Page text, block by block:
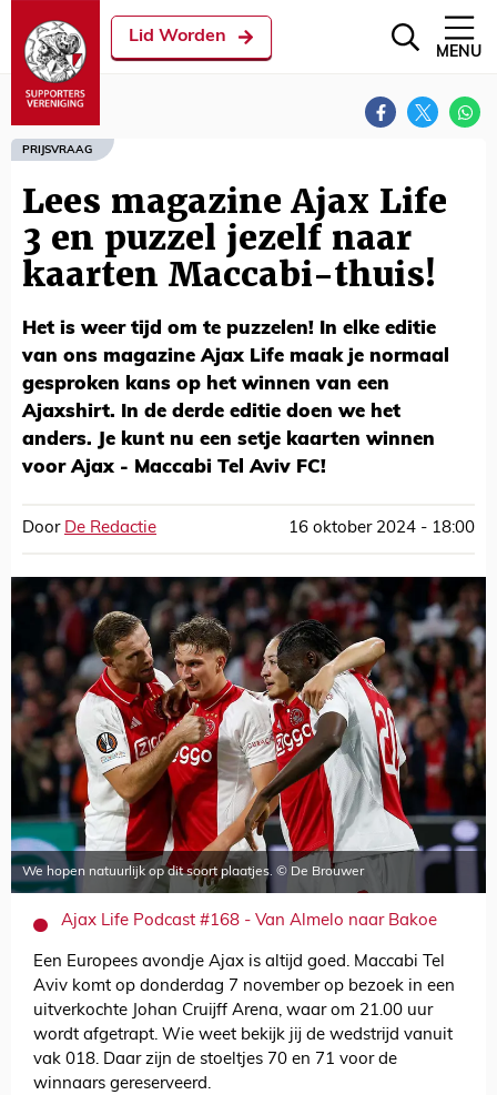
Lid Worden
MENU
PRIJSVRAAG
Lees magazine Ajax Life
3 en puzzel jezelf naar
kaarten Maccabi-thuis!
Het is weer tijd om te puzzelen! In elke editie
van ons magazine Ajax Life maak je normaal
gesproken kans op het winnen van een
Ajaxshirt. In de derde editie doen we het
anders. Je kunt nu een setje kaarten winnen
voor Ajax - Maccabi Tel Aviv FC!
Door De Redactie 16 oktober 2024 - 18:00
We hopen natuurlijk op dit soort plaatjes. © De Brouwer
Ajax Life Podcast #168 - Van Almelo naar Bakoe
Een Europees avondje Ajax is altijd goed. Maccabi Tel
Aviv komt op donderdag 7 november op bezoek in een
uitverkochte Johan Cruijff Arena, waar om 21.00 uur
wordt afgetrapt. Wie weet bekijk jij de wedstrijd vanuit
vak 018. Daar zijn de stoeltjes 70 en 71 voor de
winnaars gereserveerd.